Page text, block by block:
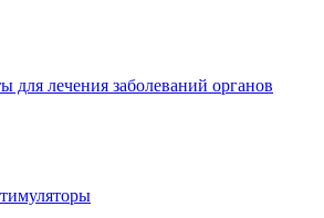
для лечения заболеваний органов